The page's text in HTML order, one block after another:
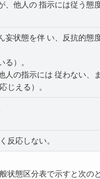
、他人の 指示には従う態
妄状態を伴 い、反抗的態
る）。
人の指示には 従わない、
じえる）。
反応しない。
状態区分表で示すと次の